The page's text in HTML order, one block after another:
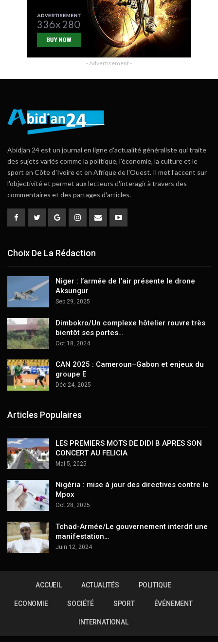
- Advertisement -
Abidjan 24 est un journal en ligne d'actualité généraliste qui traite
des sujets variés comme la politique, l'économie, la culture et le
sport en Côte d'Ivoire et en Afrique de l'Ouest. Il met l'accent sur
l'objectivité et permet aux lecteurs d'interagir à travers des
commentaires et des partages d'articles.
Choix De La Rédaction
Niger : l’armée de l’air présente le drone
Aksungur
Sep 29, 2025
Dimbokro/Un complexe hôtelier rouvre très
bientôt ses portes…
Oct 18, 2024
CAN 2025 : Cameroun–Gabon et enjeux du
groupe E
Déc 24, 2025
Articles Populaires
LES PREMIERS MOTS DE DIDI B APRES SON
CONCERT AU FELICIA
Mai 5, 2025
Nigéria : mise à jour des directives contre le
Mpox
Oct 28, 2025
Tchad-Armée/Le gouvernement interdit une
manifestation…
Juin 12, 2024
ACCUEIL ACTUALITÉS POLITIQUE
ECONOMIE SOCIÉTÉ SPORT ÉVÉNEMENT
INTERNATIONAL